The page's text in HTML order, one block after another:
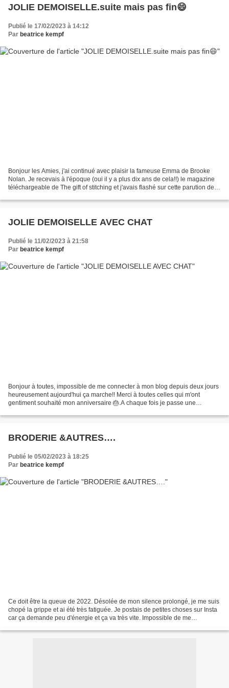
JOLIE DEMOISELLE.suite mais pas fin😄
Publié le 17/02/2023 à 14:12
Par beatrice kempf
Bonjour les Amies, j'ai continué avec plaisir la fameuse Emma de Brooke
Nolan. Je recevais à l'époque (oui il y a plus dix ans de cela!!) le magazine
téléchargeable de The gift of stitching et j'avais flashé sur cette parution de
JOLIE DEMOISELLE AVEC CHAT
Publié le 11/02/2023 à 21:58
Par beatrice kempf
Bonjour à toutes, impossible de me connecter à mon blog depuis deux jours
heureusement aujourd'hui ça marche!! Merci à toutes celles qui m'ont
gentiment souhaité mon anniversaire 🎂.A chaque fois je passe une
BRODERIE &AUTRES….
Publié le 05/02/2023 à 18:25
Par beatrice kempf
Ce doit être la queue de 2022. Désolée de mon silence prolongé, je me suis
chopé la grippe et ai été très fatiguée. Je postais de petites choses sur Insta
car ça demande peu d'énergie et ça va très vite. Impossible de me